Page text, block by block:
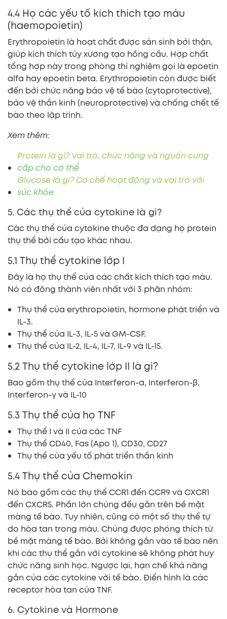
4.4 Họ các yếu tố kích thích tạo máu
(haemopoietin)
Erythropoietin là hoạt chất được sản sinh bởi thận,
giúp kích thích tủy xương tạo hồng cầu. Hợp chất
tổng hợp này trong phòng thí nghiệm gọi là epoetin
alfa hay epoetin beta. Erythropoietin còn được biết
đến bởi chức năng bảo vệ tế bào (cytoprotective),
bảo vệ thần kinh (neuroprotective) và chống chết tế
bào theo lập trình.
Xem thêm:
Protein là gì? Vai trò, chức năng và nguồn cung
cấp cho cơ thể
Glucose là gì? Cơ chế hoạt động và vai trò với
sức khỏe
5. Các thụ thể của cytokine là gì?
Các thụ thể của cytokine thuộc đa dạng họ protein
thụ thể bởi cấu tạo khác nhau.
5.1 Thụ thể cytokine lớp I
Đây là họ thụ thể của các chất kích thích tạo máu.
Nó có đông thành viên nhất với 3 phân nhóm:
Thụ thể của erythropoietin, hormone phát triển và
IL-3.
Thụ thể của IL-3, IL-5 và GM-CSF.
Thụ thể của IL-2, IL-4, IL-7, IL-9 và IL-15.
5.2 Thụ thể cytokine lớp II là gì?
Bao gồm thụ thể của Interferon-α, Interferon-β,
Interferon-γ và IL-10
5.3 Thụ thể của họ TNF
Thụ thể I và II của các TNF
Thụ thể CD40, Fas (Apo 1), CD30, CD27
Thụ thể của yếu tố phát triển thần kinh
5.4 Thụ thể của Chemokin
Nó bao gồm các thụ thể CCR1 đến CCR9 và CXCR1
đến CXCR5. Phần lớn chúng đều gắn trên bề mặt
màng tế bào. Tuy nhiên, cũng có một số thụ thể tự
do hòa tan trong máu. Chúng được phóng thích từ
bề mặt màng tế bào. Bởi không gắn vào tế bào nên
khi các thụ thể gắn với cytokine sẽ không phát huy
chức năng sinh học. Ngược lại, hạn chế khả năng
gắn của các cytokine với tế bào. Điển hình là các
receptor hòa tan của TNF.
6. Cytokine và Hormone